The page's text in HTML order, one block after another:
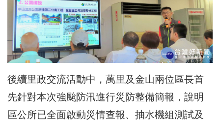
後續里政交流活動中，萬里及金山兩位區長首
先針對本次強颱防汛進行災防整備簡報，說明
區公所已全面啟動災情查報、抽水機組測試及